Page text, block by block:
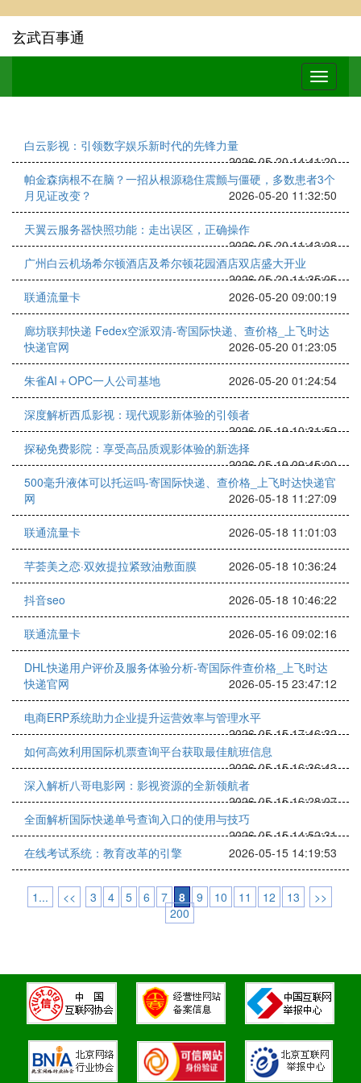
玄武百事通
白云影视：引领数字娱乐新时代的先锋力量
2026-05-20 14:41:20
帕金森病根不在脑？一招从根源稳住震颤与僵硬，多数患者3个
月见证改变？
2026-05-20 11:32:50
天翼云服务器快照功能：走出误区，正确操作
2026-05-20 11:43:08
广州白云机场希尔顿酒店及希尔顿花园酒店双店盛大开业
2026-05-20 11:35:05
联通流量卡
2026-05-20 09:00:19
廊坊联邦快递 Fedex空派双清-寄国际快递、查价格_上飞时达
快递官网
2026-05-20 01:23:05
朱雀AI＋OPC一人公司基地 2026-05-20 01:24:54
深度解析西瓜影视：现代观影新体验的引领者
2026-05-19 10:31:52
探秘免费影院：享受高品质观影体验的新选择
2026-05-19 09:45:00
500毫升液体可以托运吗-寄国际快递、查价格_上飞时达快递官
网
2026-05-18 11:27:09
联通流量卡 2026-05-18 11:01:03
芊荟美之恋·双效提拉紧致油敷面膜 2026-05-18 10:36:24
抖音seo 2026-05-18 10:46:22
联通流量卡 2026-05-16 09:02:16
DHL快递用户评价及服务体验分析-寄国际件查价格_上飞时达
快递官网
2026-05-15 23:47:12
电商ERP系统助力企业提升运营效率与管理水平
2026-05-15 17:46:32
如何高效利用国际机票查询平台获取最佳航班信息
2026-05-15 16:36:43
深入解析八哥电影网：影视资源的全新领航者
2026-05-15 16:28:07
全面解析国际快递单号查询入口的使用与技巧
2026-05-15 14:52:31
在线考试系统：教育改革的引擎
2026-05-15 14:19:53
1... << 3 4 5 6 7 8 9 10 11 12 13
>>
200